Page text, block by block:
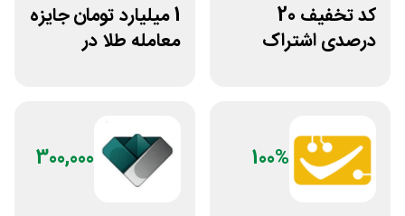
کد تخفیف 20
درصدی اشتراک
1 میلیارد تومان جایزه
معامله طلا در
100%
300,000